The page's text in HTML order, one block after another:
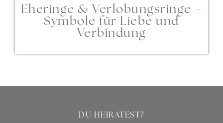
Eheringe & Verlobungsringe –
Symbole für Liebe und
Verbindung
DU HEIRATEST?